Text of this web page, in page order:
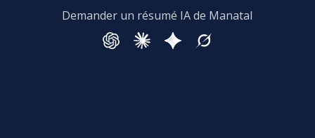
Demander un résumé IA de Manatal